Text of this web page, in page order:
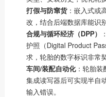
打假与防窜货：嵌入式或
改，结合后端数据库能识
合规与循环经济（DPP）
护照（Digital Product
求，轮胎的数字标识非常
车间/装配自动化：轮胎装
集成读写器后可实现半自
输入错误。